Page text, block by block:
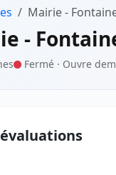
Mairie -
-
Fermé · Ouvre